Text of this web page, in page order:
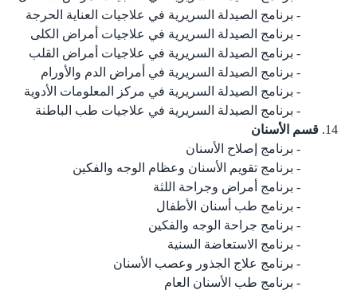
برنامج الصيدلة السريرية في علاجيات العناية الحرجة
برنامج الصيدلة السريرية في علاجيات أمراض الكلى
برنامج الصيدلة السريرية في علاجيات أمراض القلب
برنامج الصيدلة السريرية في أمراض الدم والأورام
برنامج الصيدلة السريرية في مركز المعلومات الأدوية
برنامج الصيدلة السريرية في علاجيات طب الباطنة
قسم الأسنان
برنامج إصلاح الأسنان
برنامج تقويم الأسنان وعظام الوجه والفكين
برنامج أمراض وجراحة اللثة
برنامج طب أسنان الأطفال
برنامج جراحة الوجه والفكين
برنامج الاستعاضة السنية
برنامج علاج الجذور وعصب الأسنان
برنامج طب الأسنان العام